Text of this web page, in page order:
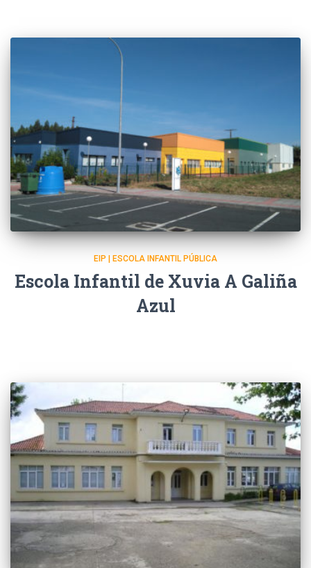
EIP | ESCOLA INFANTIL PÚBLICA
Escola Infantil de Xuvia A Galiña
Azul